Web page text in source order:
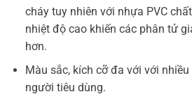
cháy tuy nhiên với nhựa PVC
nhiệt độ cao khiến các phân tử
hơn.
Màu sắc, kích cỡ đa với với
người tiêu dùng.